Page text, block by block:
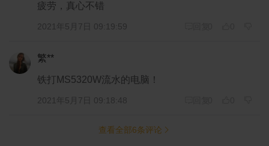
疲劳，真心不错
2021年5月7日 09:19:59
繁**
铁打MS5320W流水的电脑！
2021年5月7日 09:18:48
查看全部6条评论